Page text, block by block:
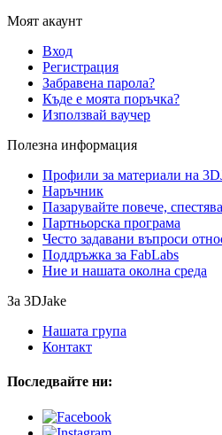
Моят акаунт
Вход
Регистрация
Забравена парола?
Къде е моята поръчка?
Използвай ваучер
Полезна информация
Профили за материали на
Наръчник
Пазарувайте повече,
Партньорска програма
Често задавани въпроси
Поддръжка за FabLabs
Ние и нашата околна среда
За 3DJake
Нашата група
Контакт
Последвайте ни: